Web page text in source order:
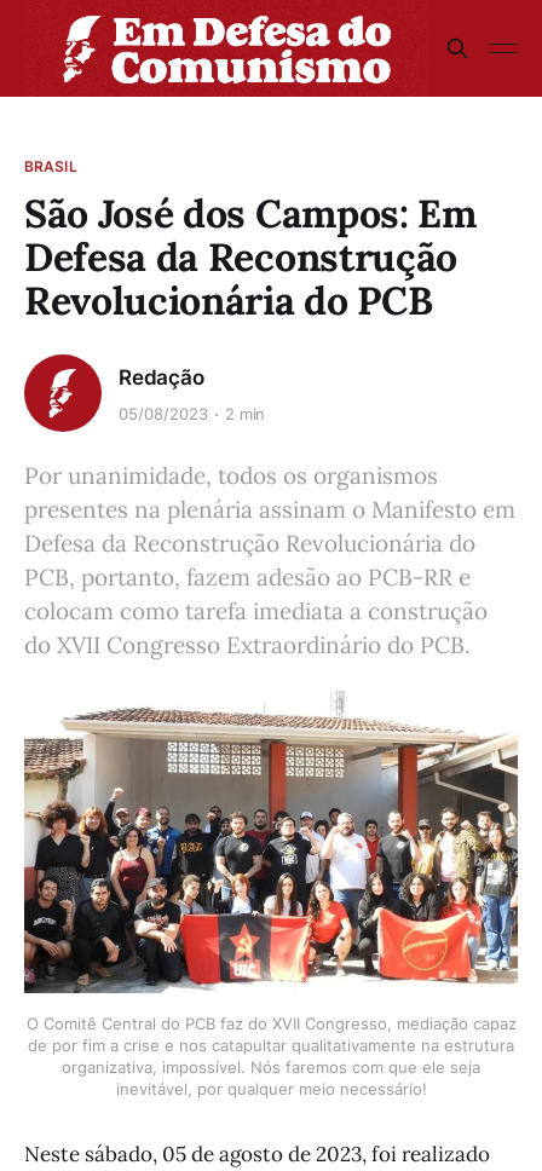
BRASIL
São José dos Campos: Em
Defesa da Reconstrução
Revolucionária do PCB
Redação
05/08/2023 2 min
Por unanimidade, todos os organismos
presentes na plenária assinam o Manifesto em
Defesa da Reconstrução Revolucionária do
PCB, portanto, fazem adesão ao PCB-RR e
colocam como tarefa imediata a construção
do XVII Congresso Extraordinário do PCB.
O Comitê Central do PCB faz do XVII Congresso, mediação capaz
de por fim a crise e nos catapultar qualitativamente na estrutura
organizativa, impossível. Nós faremos com que ele seja
inevitável, por qualquer meio necessário!
Neste sábado, 05 de agosto de 2023, foi realizado